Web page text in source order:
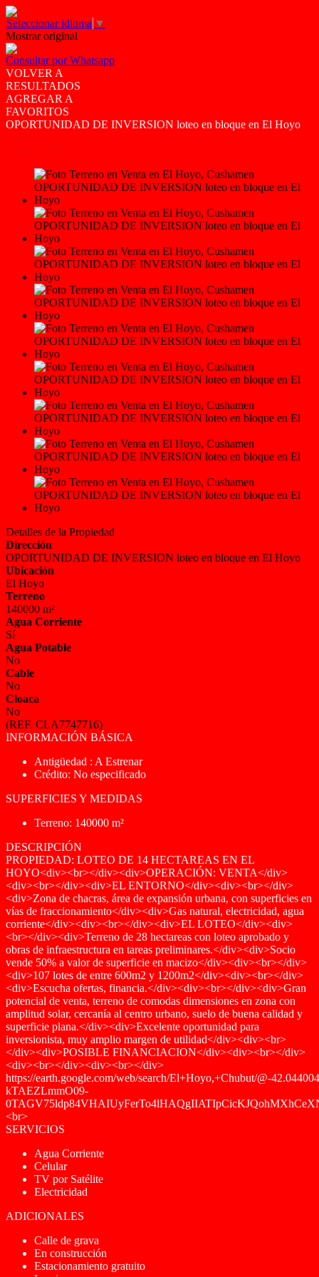
Seleccionar idioma ▼
Mostrar original
Consultar por Whatsapp
VOLVER A
RESULTADOS
AGREGAR A
FAVORITOS
OPORTUNIDAD DE INVERSION loteo en bloque en El Hoyo
Detalles de la Propiedad
Dirección
OPORTUNIDAD DE INVERSION loteo en bloque en El Hoyo
Ubicación
El Hoyo
Terreno
140000 m²
Agua Corriente
Sí
Agua Potable
No
Cable
No
Cloaca
No
(REF. CLA7747716)
INFORMACIÓN BÁSICA
Antigüedad : A Estrenar
Crédito: No especificado
SUPERFICIES Y MEDIDAS
Terreno: 140000 m²
DESCRIPCIÓN
PROPIEDAD: LOTEO DE 14 HECTAREAS EN EL
HOYO<div><br></div><div>OPERACIÓN: VENTA</div>
<div><br></div><div>EL ENTORNO</div><div><br></div>
<div>Zona de chacras, área de expansión urbana, con superficies en
vías de fraccionamiento</div><div>Gas natural, electricidad, agua
corriente</div><div><br></div><div>EL LOTEO</div><div>
<br></div><div>Terreno de 28 hectareas con loteo aprobado y
obras de infraestructura en tareas preliminares.</div><div>Socio
vende 50% a valor de superficie en macizo</div><div><br></div>
<div>107 lotes de entre 600m2 y 1200m2</div><div><br></div>
<div>Escucha ofertas, financia.</div><div><br></div><div>Gran
potencial de venta, terreno de comodas dimensiones en zona con
amplitud solar, cercanía al centro urbano, suelo de buena calidad y
superficie plana.</div><div>Excelente oportunidad para
inversionista, muy amplio margen de utilidad</div><div><br>
</div><div>POSIBLE FINANCIACION</div><div><br></div>
<div><br></div><div><br></div>
https://earth.google.com/web/search/El+Hoyo,+Chubut/@-
kTAEZLmmO09-
<br>
SERVICIOS
Agua Corriente
Celular
TV por Satélite
Electricidad
ADICIONALES
Calle de grava
En construcción
Estacionamiento gratuito